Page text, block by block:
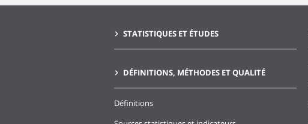
STATISTIQUES ET ÉTUDES
DÉFINITIONS, MÉTHODES ET QUALITÉ
Définitions